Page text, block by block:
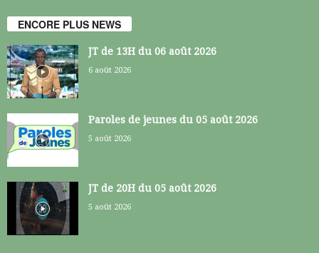
ENCORE PLUS NEWS
JT de 13H du 06 août 2026
6 août 2026
Paroles de jeunes du 05 août 2026
5 août 2026
JT de 20H du 05 août 2026
5 août 2026